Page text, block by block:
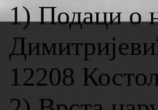
1) Подаци о
12208